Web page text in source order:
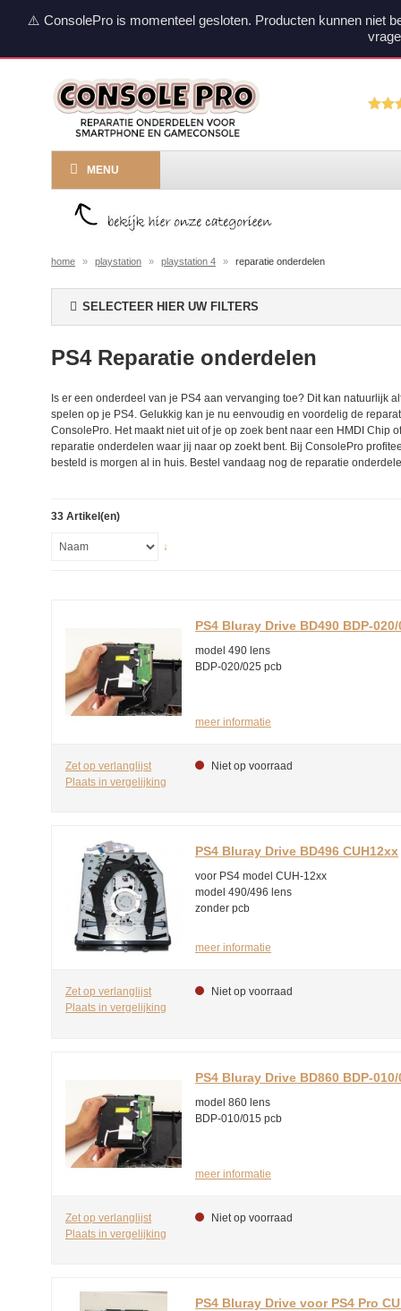
⚠️ ConsolePro is momenteel gesloten. Producten kunnen niet
MENU
home » playstation » playstation 4 » reparatie onderdelen
SELECTEER HIER UW FILTERS
PS4 Reparatie onderdelen
Is er een onderdeel van je PS4 aan vervanging toe? Dit kan natuurlijk
spelen op je PS4. Gelukkig kan je nu eenvoudig en voordelig de
ConsolePro. Het maakt niet uit of je op zoek bent naar een HMDI Chip
reparatie onderdelen waar jij naar op zoekt bent. Bij ConsolePro
besteld is morgen al in huis. Bestel vandaag nog de reparatie
33 Artikel(en)
↓
PS4 Bluray Drive BD490 BDP-020/
model 490 lens
BDP-020/025 pcb
meer informatie
Zet op verlanglijst
Plaats in vergelijking
Niet op voorraad
PS4 Bluray Drive BD496 CUH12xx
voor PS4 model CUH-12xx
model 490/496 lens
zonder pcb
meer informatie
Zet op verlanglijst
Plaats in vergelijking
Niet op voorraad
PS4 Bluray Drive BD860 BDP-010/
model 860 lens
BDP-010/015 pcb
meer informatie
Zet op verlanglijst
Plaats in vergelijking
Niet op voorraad
PS4 Bluray Drive voor PS4 Pro